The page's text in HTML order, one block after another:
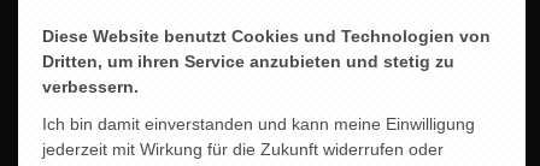
„Wahrzeichen“ der Stadt Meppen.
Alkoholgehalt
12,5 % vol.
Diese Website benutzt Cookies und Technologien von
Dritten, um ihren Service anzubieten und stetig zu
verbessern.
Ich bin damit einverstanden und kann meine Einwilligung
jederzeit mit Wirkung für die Zukunft widerrufen oder